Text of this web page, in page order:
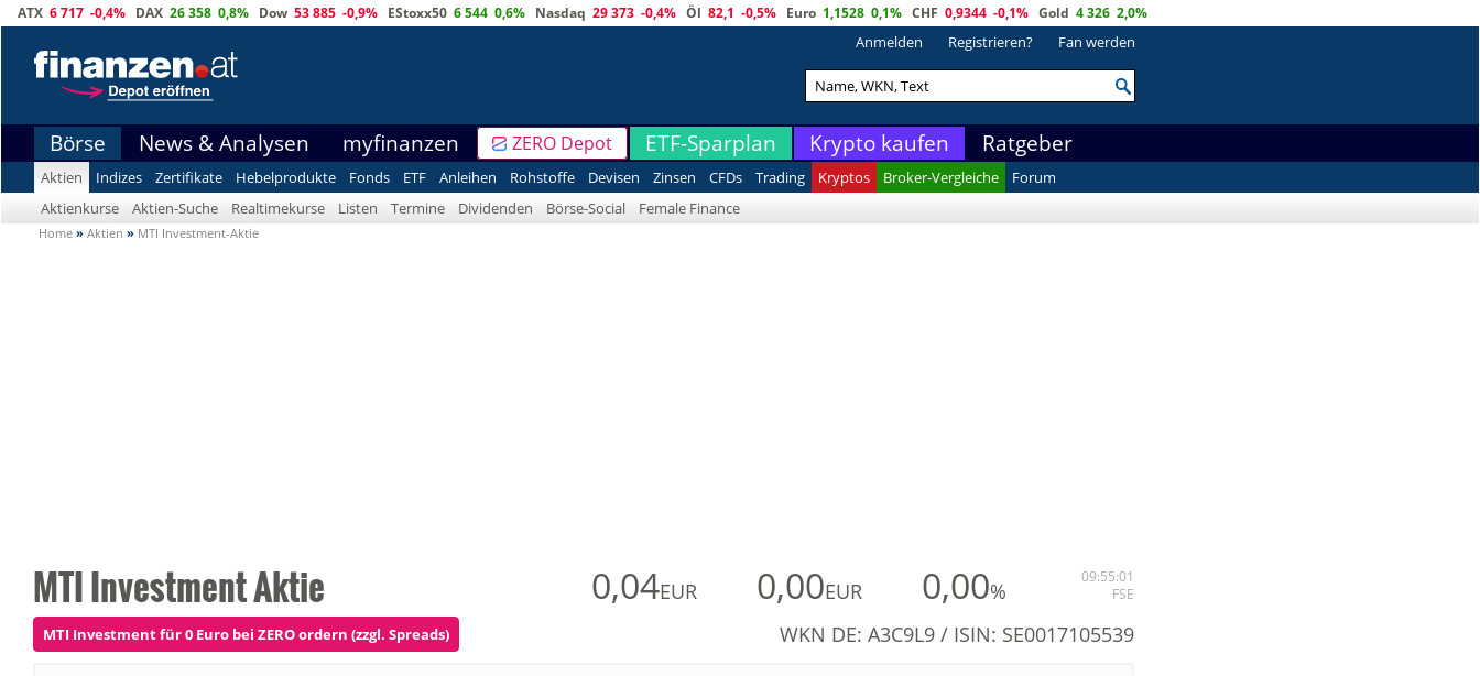
ATX 6 717 -0,4% DAX 26 358 0,8% Dow 53 885 -0,9% EStoxx50 6 544 0,6% Nasdaq 29 373 -0,4% Öl 82,1 -0,5% Euro 1,1528 0,1% CHF 0,9344 -0,1% Gold 4 326 2,0%
Anmelden Registrieren? Fan werden
Börse News & Analysen myfinanzen ZERO Depot ETF-Sparplan Krypto kaufen Ratgeber
Aktien Indizes Zertifikate Hebelprodukte Fonds ETF Anleihen Rohstoffe Devisen Zinsen CFDs Trading Kryptos Broker-Vergleiche
Forum
Aktienkurse
Aktien-Suche Realtimekurse Listen Termine Dividenden Börse-Social Female Finance
Home » Aktien » MTI Investment-Aktie
MTI Investment Aktie 0,04EUR 0,00EUR 0,00%
09:55:01
FSE
MTI Investment für 0 Euro bei ZERO ordern (zzgl. Spreads) WKN DE: A3C9L9 / ISIN: SE0017105539